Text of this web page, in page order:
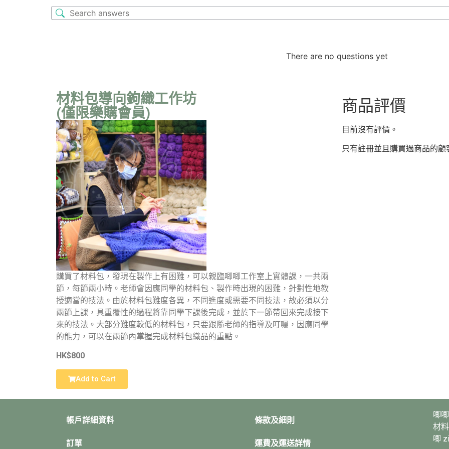
There are no questions yet
材料包導向鉤織工作坊
(僅限樂購會員)
購買了材料包，發現在製作上有困難，可以親臨唧唧工作室上實體課，一共兩
節，每節兩小時。老師會因應同學的材料包、製作時出現的困難，針對性地教
授適當的技法。由於材料包難度各異，不同進度或需要不同技法，故必須以分
兩節上課，具重覆性的過程將靠同學下課後完成，並於下一節帶回來完成接下
來的技法。大部分難度較低的材料包，只要跟隨老師的指導及叮囑，因應同學
的能力，可以在兩節內掌握完成材料包織品的重點。
HK$800
Add to Cart
商品評價
目前沒有評價。
只有註冊並且購買過商品的顧
帳戶詳細資料
訂單
條款及細則
運費及運送詳情
唧
材
唧